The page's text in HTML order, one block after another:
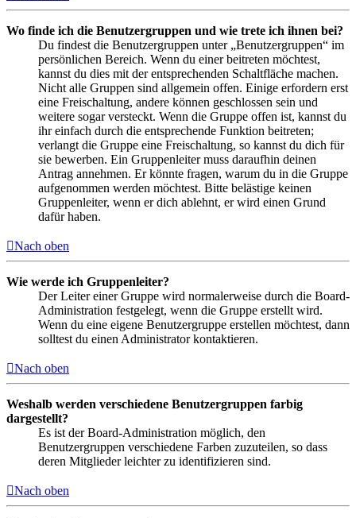
Wo finde ich die Benutzergruppen und wie trete ich ihnen bei?
Du findest die Benutzergruppen unter „Benutzergruppen“ im
persönlichen Bereich. Wenn du einer beitreten möchtest,
kannst du dies mit der entsprechenden Schaltfläche machen.
Nicht alle Gruppen sind allgemein offen. Einige erfordern erst
eine Freischaltung, andere können geschlossen sein und
weitere sogar versteckt. Wenn die Gruppe offen ist, kannst du
ihr einfach durch die entsprechende Funktion beitreten;
verlangt die Gruppe eine Freischaltung, so kannst du dich für
sie bewerben. Ein Gruppenleiter muss daraufhin deinen
Antrag annehmen. Er könnte fragen, warum du in die Gruppe
aufgenommen werden möchtest. Bitte belästige keinen
Gruppenleiter, wenn er dich ablehnt, er wird einen Grund
dafür haben.
Nach oben
Wie werde ich Gruppenleiter?
Der Leiter einer Gruppe wird normalerweise durch die Board-
Administration festgelegt, wenn die Gruppe erstellt wird.
Wenn du eine eigene Benutzergruppe erstellen möchtest, dann
solltest du einen Administrator kontaktieren.
Nach oben
Weshalb werden verschiedene Benutzergruppen farbig
dargestellt?
Es ist der Board-Administration möglich, den
Benutzergruppen verschiedene Farben zuzuteilen, so dass
deren Mitglieder leichter zu identifizieren sind.
Nach oben